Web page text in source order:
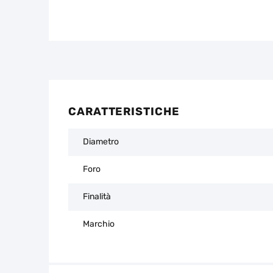
CARATTERISTICHE
Diametro
Foro
Finalità
Marchio